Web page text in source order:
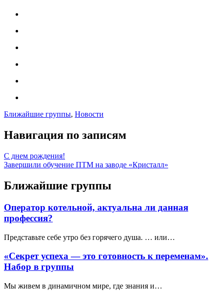
Ближайшие группы, Новости
Навигация по записям
С днем рождения!
Завершили обучение ПТМ на заводе «Кристалл»
Ближайшие группы
Оператор котельной, актуальна ли данная
профессия?
Представьте себе утро без горячего душа. … или…
«Секрет успеха — это готовность к переменам».
Набор в группы
Мы живем в динамичном мире, где знания и…